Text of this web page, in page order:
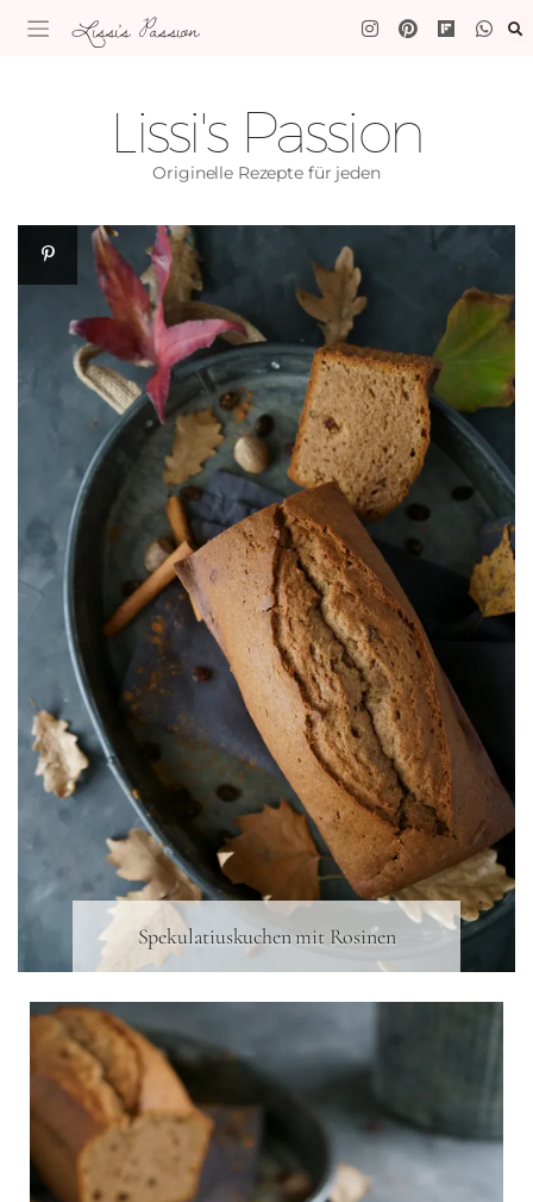
Lissi's Passion
Lissi's Passion
Originelle Rezepte für jeden
Spekulatiuskuchen mit Rosinen